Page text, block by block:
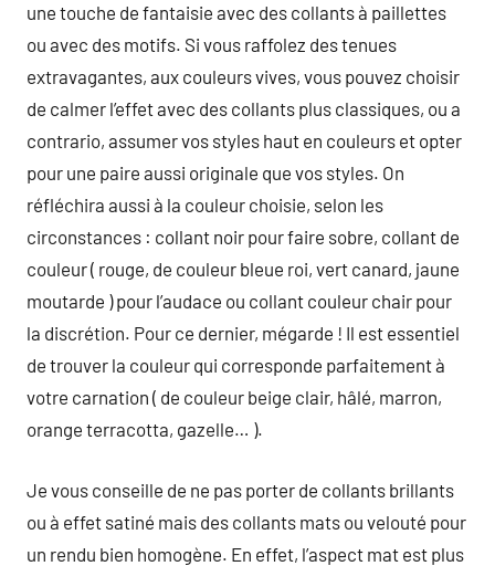
une touche de fantaisie avec des collants à paillettes
ou avec des motifs. Si vous raffolez des tenues
extravagantes, aux couleurs vives, vous pouvez choisir
de calmer l’effet avec des collants plus classiques, ou a
contrario, assumer vos styles haut en couleurs et opter
pour une paire aussi originale que vos styles. On
réfléchira aussi à la couleur choisie, selon les
circonstances : collant noir pour faire sobre, collant de
couleur ( rouge, de couleur bleue roi, vert canard, jaune
moutarde ) pour l’audace ou collant couleur chair pour
la discrétion. Pour ce dernier, mégarde ! Il est essentiel
de trouver la couleur qui corresponde parfaitement à
votre carnation ( de couleur beige clair, hâlé, marron,
orange terracotta, gazelle… ).
Je vous conseille de ne pas porter de collants brillants
ou à effet satiné mais des collants mats ou velouté pour
un rendu bien homogène. En effet, l’aspect mat est plus